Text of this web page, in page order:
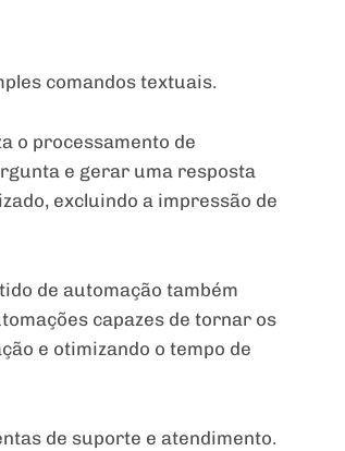
comandos textuais.
o processamento de
e gerar uma resposta
excluindo a impressão de
de automação também
capazes de tornar os
e otimizando o tempo de
de suporte e atendimento.